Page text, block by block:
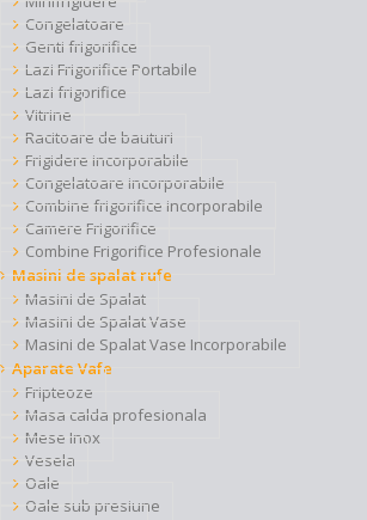
Congelatoare
Genti frigorifice
Lazi Frigorifice Portabile
Lazi frigorifice
Vitrine
Racitoare de bauturi
Frigidere incorporabile
Congelatoare incorporabile
Combine frigorifice incorporabile
Camere Frigorifice
Combine Frigorifice Profesionale
Masini de spalat rufe
Masini de Spalat
Masini de Spalat Vase
Masini de Spalat Vase Incorporabile
Aparate Vafe
Fripteoze
Masa calda profesionala
Mese Inox
Vesela
Oale
Oale sub presiune